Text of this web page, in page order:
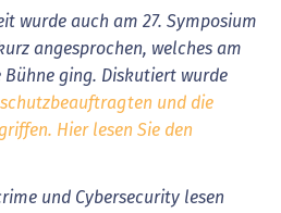
wurde auch am 27. Symposium
angesprochen, welches am
Bühne ging. Diskutiert wurde
und die
Hier lesen Sie den
und Cybersecurity lesen